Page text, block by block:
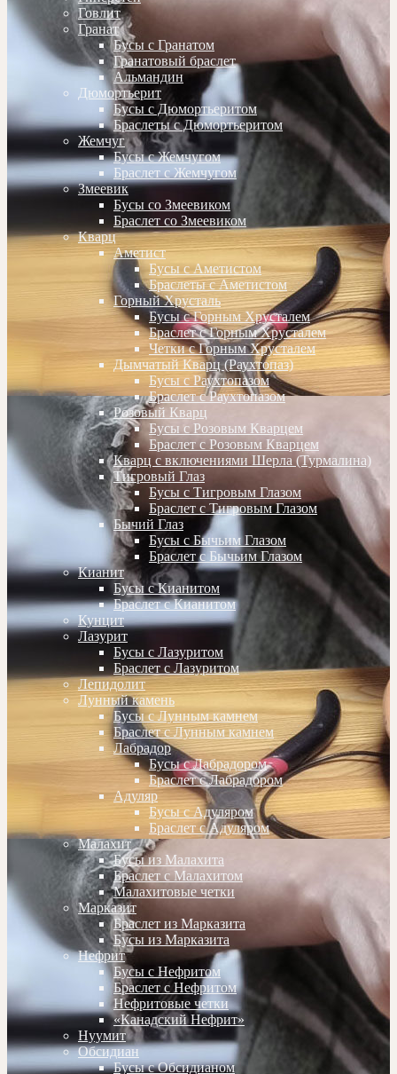
Говлит
Гранат
Бусы с Гранатом
Гранатовый браслет
Альмандин
Дюмортьерит
Бусы с Дюмортьеритом
Браслеты с Дюмортьеритом
Жемчуг
Бусы с Жемчугом
Браслет с Жемчугом
Змеевик
Бусы со Змеевиком
Браслет со Змеевиком
Кварц
Аметист
Бусы с Аметистом
Браслеты с Аметистом
Горный Хрусталь
Бусы с Горным Хрусталем
Браслет с Горным Хрусталем
Четки с Горным Хрусталем
Дымчатый Кварц (Раухтопаз)
Бусы с Раухтопазом
Браслет с Раухтопазом
Розовый Кварц
Бусы с Розовым Кварцем
Браслет с Розовым Кварцем
Кварц с включениями Шерла (Турмалина)
Тигровый Глаз
Бусы с Тигровым Глазом
Браслет с Тигровым Глазом
Бычий Глаз
Бусы с Бычьим Глазом
Браслет с Бычьим Глазом
Кианит
Бусы с Кианитом
Браслет с Кианитом
Кунцит
Лазурит
Бусы с Лазуритом
Браслет с Лазуритом
Лепидолит
Лунный камень
Бусы с Лунным камнем
Браслет с Лунным камнем
Лабрадор
Бусы с Лабрадором
Браслет с Лабрадором
Адуляр
Бусы с Адуляром
Браслет с Адуляром
Малахит
Бусы из Малахита
Браслет с Малахитом
Малахитовые четки
Марказит
Браслет из Марказита
Бусы из Марказита
Нефрит
Бусы с Нефритом
Браслет с Нефритом
Нефритовые четки
«Канадский Нефрит»
Нуумит
Обсидиан
Бусы с Обсидианом